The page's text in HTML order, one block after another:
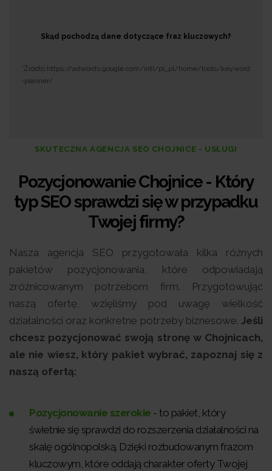
Skąd pochodzą dane dotyczące fraz kluczowych?
*Żródło:https://adwords.google.com/intl/pl_pl/home/tools/keyword
-planner/
SKUTECZNA AGENCJA SEO CHOJNICE - USŁUGI
Pozycjonowanie Chojnice - Który
typ SEO sprawdzi się w przypadku
Twojej firmy?
Nasza agencja SEO przygotowała kilka różnych
pakietów pozycjonowania, które odpowiadają
zróżnicowanym potrzebom firm. Przygotowując
naszą ofertę, wzięliśmy pod uwagę wielkość
działalności oraz konkretne potrzeby biznesowe. Jeśli
chcesz pozycjonować swoją stronę w Chojnicach,
ale nie wiesz, który pakiet wybrać, zapoznaj się z
naszą ofertą:
Pozycjonowanie szerokie - to pakiet, który
świetnie się sprawdzi do rozszerzenia działalności na
skalę ogólnopolską. Dzięki rozbudowanym frazom
kluczowym, które oddają charakter oferty Twojej